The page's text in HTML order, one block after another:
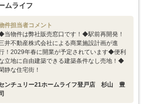
ムライフ
件担当者コメント
当物件は弊社販売窓口です！◆駅前再開発！
井不動産株式会社による商業施設計画が進
！2029年春に開業が予定されています◆便利
立地に自由建築できる建築条件なし売地！◆
静な住宅街！
ンチュリー21ホームライフ登戸店 杉山 豊